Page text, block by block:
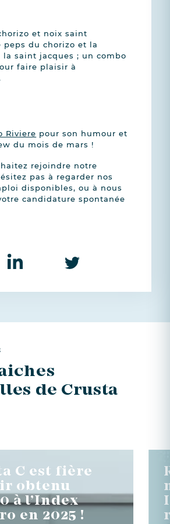
et noix saint
peps du chorizo et la
la saint jacques ; un combo
faire plaisir à
Riviere pour son humour et
du mois de mars !
rejoindre notre
pas à regarder nos
disponibles, ou à nous
candidature spontanée
de Crusta
C est fière
obtenu
à l’Index
en 2025 !